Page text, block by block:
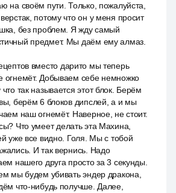
на своём пути. Только, пожалуйста,
потому что он у меня просит
без проблем. Я жду самый
предмет. Мы даём ему алмаз.
вместо дарито мы теперь
огнемёт. Добываем себе немножко
так называется этот блок. Берём
берём 6 блоков дипслей, а и мы
наш огнемёт. Наверное, не стоит.
Что умеет делать эта Махина,
уже все видно. Голя. Мы с тобой
И так вернись. Надо
нашего друга просто за 3 секунды.
мы будем убивать эндер дракона,
что-нибудь получше. Далее,